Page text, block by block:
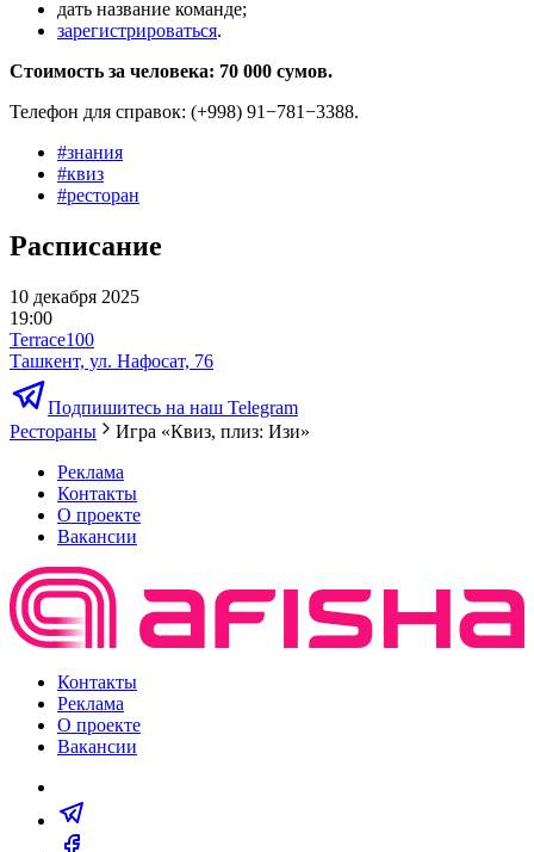
дать название команде;
зарегистрироваться.
Стоимость за человека: 70 000 сумов.
Телефон для справок: (+998) 91−781−3388.
#знания
#квиз
#ресторан
Расписание
10 декабря 2025
19:00
Terrace100
Ташкент, ул. Нафосат, 76
Подпишитесь на наш Telegram
Рестораны
Игра «Квиз, плиз: Изи»
Реклама
Контакты
О проекте
Вакансии
Контакты
Реклама
О проекте
Вакансии